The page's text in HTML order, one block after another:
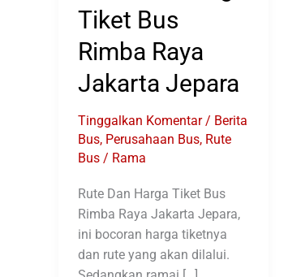
Tiket Bus
Rimba Raya
Jakarta Jepara
Tinggalkan Komentar / Berita
Bus, Perusahaan Bus, Rute
Bus / Rama
Rute Dan Harga Tiket Bus
Rimba Raya Jakarta Jepara,
ini bocoran harga tiketnya
dan rute yang akan dilalui.